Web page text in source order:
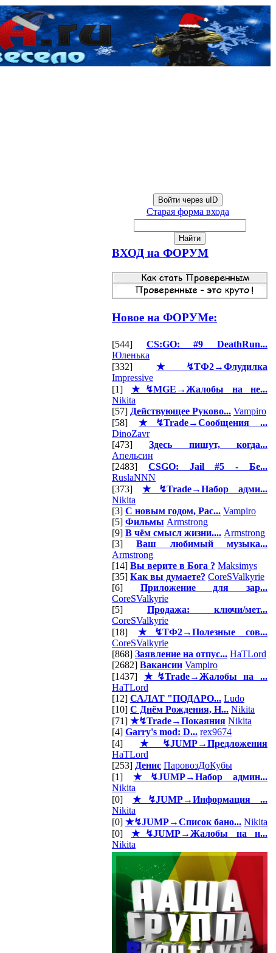
Войти через uID
Старая форма входа
ВХОД на ФОРУМ
Новое на ФОРУМе:
[544] CS:GO: #9 DeathRun...
Юленька
[332] ★↯ТФ2→Флудилка
Impressive
[1] ★↯MGE→Жалобы на не...
Nikita
[57] Действующее Руково... Vampiro
[58] ★↯Trade→Сообщения ...
DinoZavr
[473]Здесь пишут, когда...
Апельсин
[2483] CSGO: Jail #5 - Бе...
RuslaNNN
[373]★↯Trade→Набор адми...
Nikita
[3] С новым годом, Рас... Vampiro
[5] Фильмы Armstrong
[9] В чём смысл жизни.... Armstrong
[3]Ваш любимый музыка...
Armstrong
[14] Вы верите в Бога ? Maksimys
[35] Как вы думаете? CoreSValkyrie
[6] Приложение для зар...
CoreSValkyrie
[5] Продажа: ключи/мет...
CoreSValkyrie
[18] ★↯ТФ2→Полезные сов...
CoreSValkyrie
[868] Заявление на отпус... HaTLord
[2682] Вакансии Vampiro
[1437] ★↯Trade→Жалобы на ...
HaTLord
[12] САЛАТ "ПОДАРО... Ludo
[10] С Днём Рождения, Н... Nikita
[71] ★↯Trade→Покаяния Nikita
[4] Garry's mod: D... rex9674
[4] ★↯JUMP→Предложения
HaTLord
[253] Денис ПаровозДоКубы
[1]★↯JUMP→Набор админ...
Nikita
[0] ★↯JUMP→Информация ...
Nikita
[0] ★↯JUMP→Список бано... Nikita
[0] ★↯JUMP→Жалобы на н...
Nikita